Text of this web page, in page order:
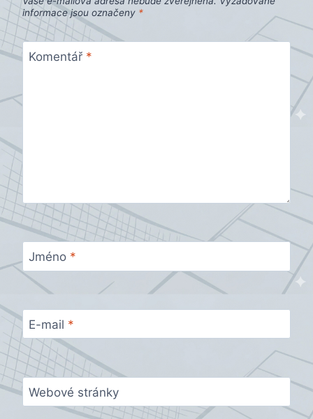
informace jsou označeny *
Komentář *
Jméno *
E-mail *
Webové stránky